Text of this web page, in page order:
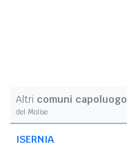
Altri comuni capoluogo
del Molise
ISERNIA